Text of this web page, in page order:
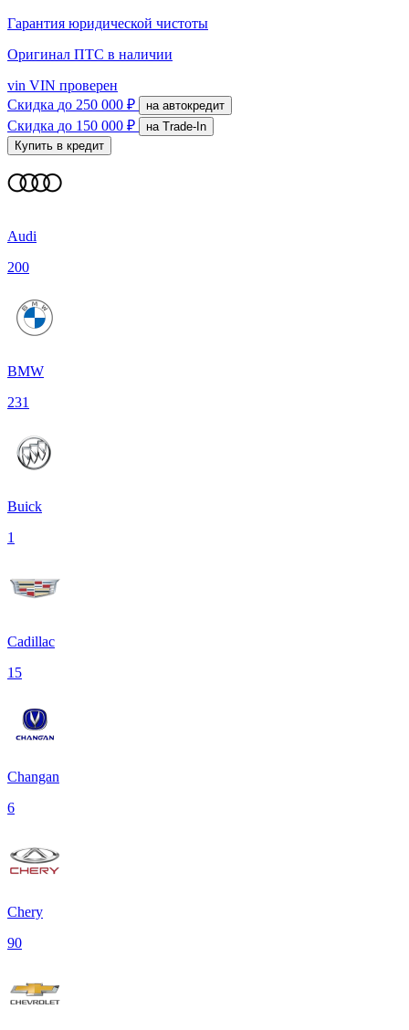
Гарантия юридической чистоты
Оригинал ПТС в наличии
vin VIN проверен
Скидка до 250 000 ₽ на автокредит
Скидка до 150 000 ₽
на Trade-In
Купить в кредит
Audi
200
BMW
231
Buick
1
Cadillac
15
Changan
6
Chery
90